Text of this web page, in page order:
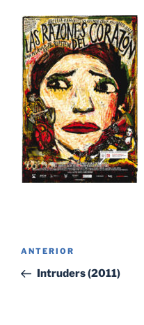
Navegación
entradas
Entrada
anterior:
ANTERIOR
Intruders (2011)